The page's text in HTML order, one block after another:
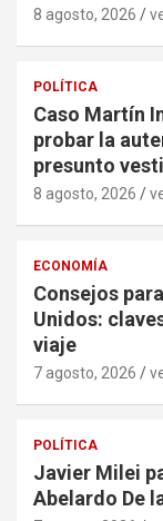
8 agosto, 2026
POLÍTICA
Caso Martín
probar la
presunto
8 agosto, 2026
ECONOMÍA
Consejos
Unidos:
viaje
7 agosto, 2026
POLÍTICA
Javier Milei
Abelardo De